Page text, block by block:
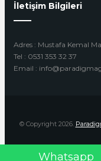
Whatsapp
İletişim Bilgileri
Adres : Mustafa Kemal
Tel : 0531 353 32 37
Email :
© Copyright 2026.